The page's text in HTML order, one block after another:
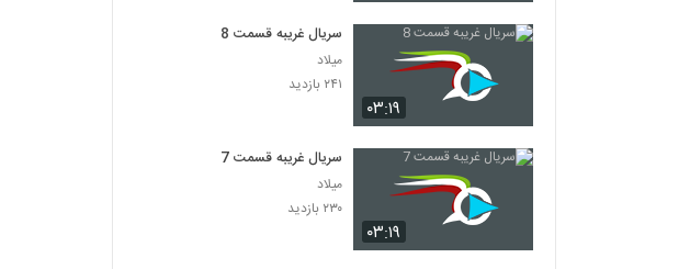
۰۳:۱۹
سریال غریبه قسمت 8
میلاد
۲۴۱ بازدید
۰۳:۱۹
سریال غریبه قسمت 7
میلاد
۲۳۰ بازدید